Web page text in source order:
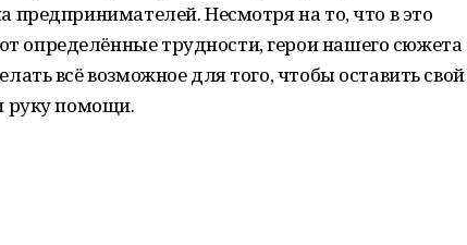
предпринимателей. Несмотря на то, что в это
определённые трудности, герои нашего сюжета
всё возможное для того, чтобы оставить свой
руку помощи.